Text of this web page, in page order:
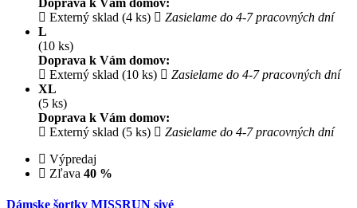
Doprava k Vám domov:
Externý sklad (4 ks)
Zasielame do 4-7 pracovných dní
L
(10 ks)
Doprava k Vám domov:
Externý sklad (10 ks)
Zasielame do 4-7 pracovných dní
XL
(5 ks)
Doprava k Vám domov:
Externý sklad (5 ks)
Zasielame do 4-7 pracovných dní
Výpredaj
Zľava 40 %
Dámske šortky MISSRUN sivé